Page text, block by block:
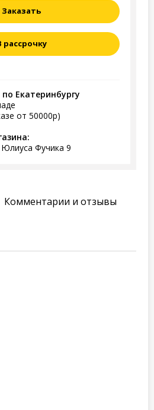
Заказать
рассрочку
Екатеринбургу
от 50000р)
Юлиуса Фучика 9
Комментарии и отзывы